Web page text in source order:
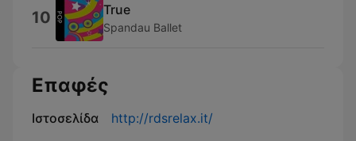
10 True
Spandau Ballet
Επαφές
Ιστοσελίδα http://rdsrelax.it/